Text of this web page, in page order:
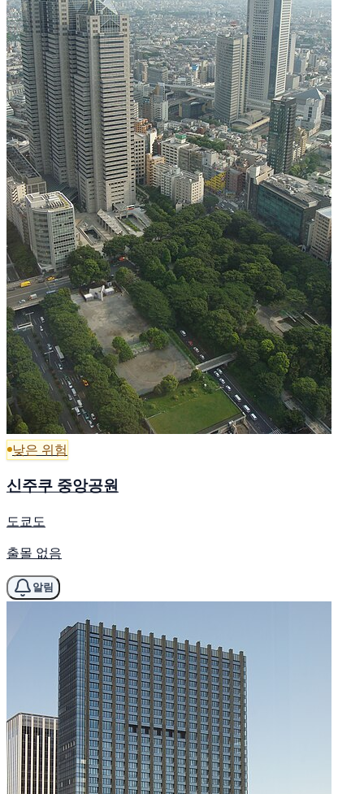
낮은 위험
신주쿠 중앙공원
도쿄도
출몰 없음
알림